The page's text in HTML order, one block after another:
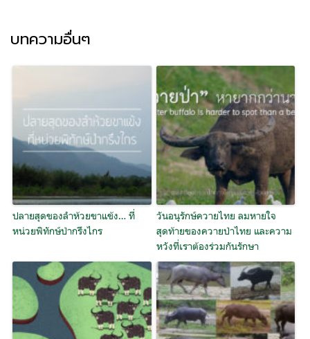
บทความอื่นๆ
ปลายสุดของลำห้วยขาแข้ง… ที่
หน่วยพิทักษ์ป่ากรึงไกร
วันอนุรักษ์ควายไทย ลมหายใจ
สุดท้ายของควายป่าไทย และความ
หวังที่เราต้องร่วมกันรักษา